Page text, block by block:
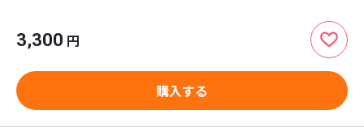
3,300 円
購入する